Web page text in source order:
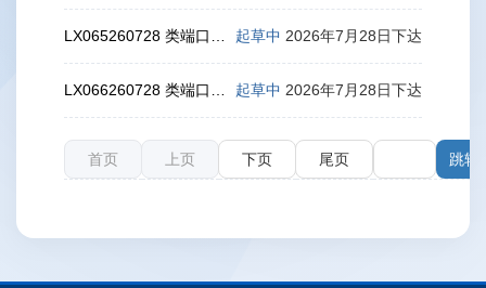
起草中 2026年7月28日下达
起草中 2026年7月28日下达
首页 上页 下页 尾页